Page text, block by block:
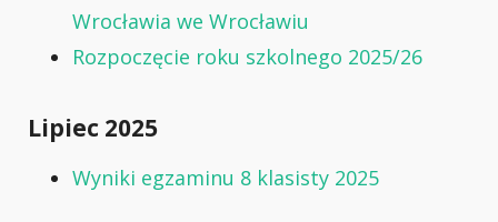
Wrocławia we Wrocławiu
Rozpoczęcie roku szkolnego 2025/26
Lipiec 2025
Wyniki egzaminu 8 klasisty 2025